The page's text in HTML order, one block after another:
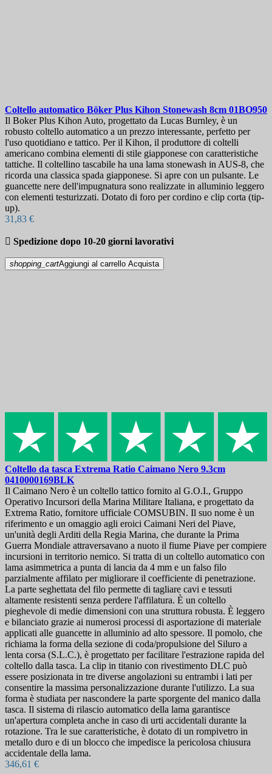
Coltello automatico Böker Plus Kihon Stonewash 8cm 01BO950
Il Boker Plus Kihon Auto, progettato da Lucas Burnley, è un
robusto coltello automatico a un prezzo interessante, perfetto per
l'uso quotidiano e tattico. Per il Kihon, il produttore di coltelli
americano combina elementi di stile giapponese con caratteristiche
tattiche. Il coltellino tascabile ha una lama stonewash in AUS-8, che
ricorda una classica spada giapponese. Si apre con un pulsante. Le
guancette nere dell'impugnatura sono realizzate in alluminio leggero
con elementi testurizzati. Dotato di foro per cordino e clip corta (tip-
up).
31,83 €
 Spedizione dopo 10-20 giorni lavorativi
shopping_cartAggiungi al carrello Acquista
Coltello da tasca Extrema Ratio Caimano Nero 9.3cm
0410000169BLK
Il Caimano Nero è un coltello tattico fornito al G.O.I., Gruppo
Operativo Incursori della Marina Militare Italiana, e progettato da
Extrema Ratio, fornitore ufficiale COMSUBIN. Il suo nome è un
riferimento e un omaggio agli eroici Caimani Neri del Piave,
un'unità degli Arditi della Regia Marina, che durante la Prima
Guerra Mondiale attraversavano a nuoto il fiume Piave per compiere
incursioni in territorio nemico. Si tratta di un coltello automatico con
lama asimmetrica a punta di lancia da 4 mm e un falso filo
parzialmente affilato per migliorare il coefficiente di penetrazione.
La parte seghettata del filo permette di tagliare cavi e tessuti
altamente resistenti senza perdere l'affilatura. È un coltello
pieghevole di medie dimensioni con una struttura robusta. È leggero
e bilanciato grazie ai numerosi processi di asportazione di materiale
applicati alle guancette in alluminio ad alto spessore. Il pomolo, che
richiama la forma della sezione di coda/propulsione del Siluro a
lenta corsa (S.L.C.), è progettato per facilitare l'estrazione rapida del
coltello dalla tasca. La clip in titanio con rivestimento DLC può
essere posizionata in tre diverse angolazioni su entrambi i lati per
consentire la massima personalizzazione durante l'utilizzo. La sua
forma è studiata per nascondere la parte sporgente del manico dalla
tasca. Il sistema di rilascio automatico della lama garantisce
un'apertura completa anche in caso di urti accidentali durante la
rotazione. Tra le sue caratteristiche, è dotato di un rompivetro in
metallo duro e di un blocco che impedisce la pericolosa chiusura
accidentale della lama.
346,61 €